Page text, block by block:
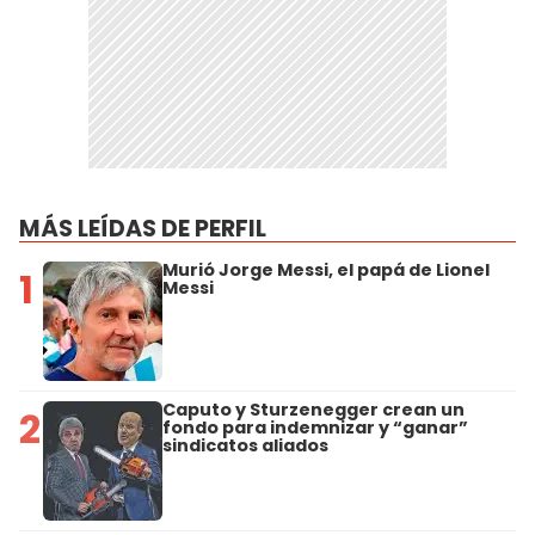
MÁS LEÍDAS DE PERFIL
1 Murió Jorge Messi, el papá de Lionel
Messi
2 Caputo y Sturzenegger crean un
fondo para indemnizar y “ganar”
sindicatos aliados